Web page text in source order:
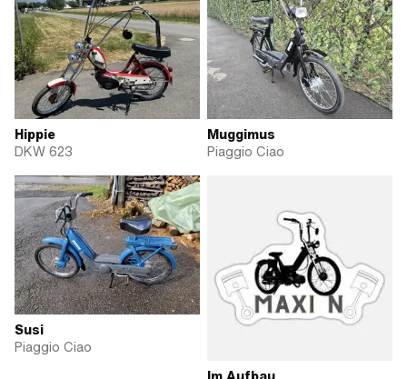
Hippie
DKW 623
Muggimus
Piaggio Ciao
Susi
Piaggio Ciao